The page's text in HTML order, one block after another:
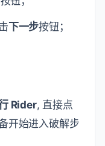
下一步按钮；
Rider, 直接点
开始进入破解步